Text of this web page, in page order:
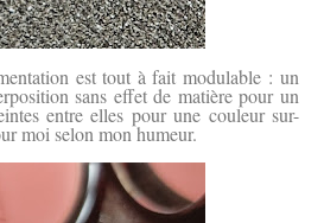
est tout à fait modulable : un
sans effet de matière pour un
entre elles pour une couleur sur-
moi selon mon humeur.